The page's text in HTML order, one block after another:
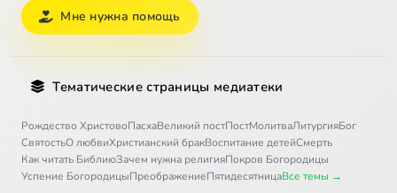
Мне нужна помощь
Тематические страницы медиатеки
Рождество ХристовоПасхаВеликий постПостМолитваЛитургияБог
СвятостьО любвиХристианский бракВоспитание детейСмерть
Как читать БиблиюЗачем нужна религияПокров Богородицы
Успение БогородицыПреображениеПятидесятницаВсе темы →